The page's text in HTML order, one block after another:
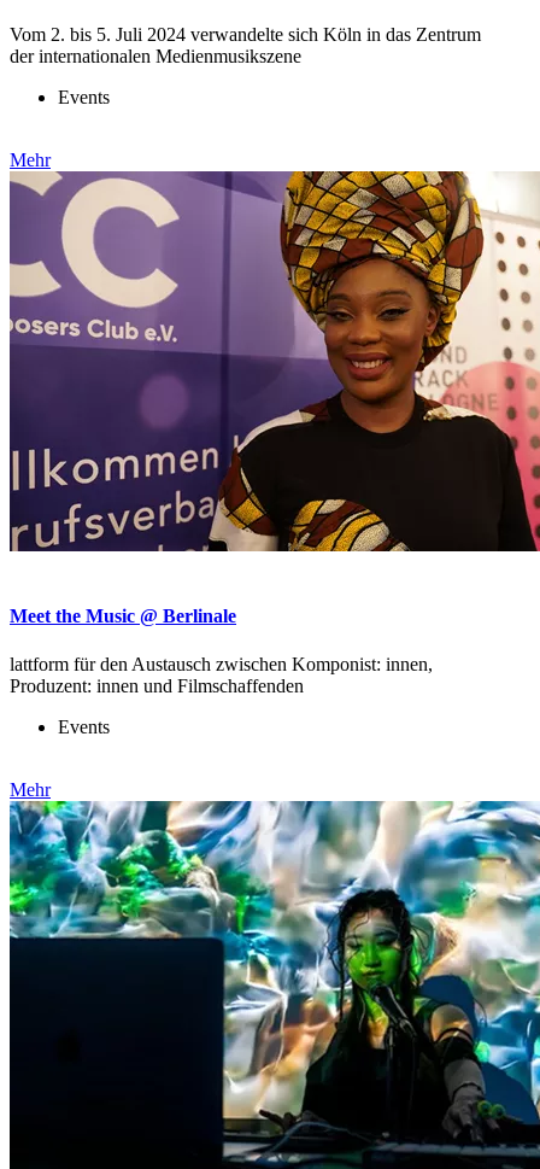
Vom 2. bis 5. Juli 2024 verwandelte sich Köln in das Zentrum
der internationalen Medienmusikszene
Events
Mehr
Meet the Music @ Berlinale
lattform für den Austausch zwischen Komponist: innen,
Produzent: innen und Filmschaffenden
Events
Mehr